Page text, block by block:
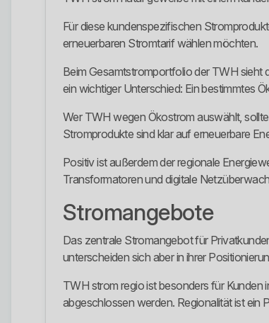
Für diese kundenspezifischen
erneuerbaren Stromtarif wählen möchten.
Beim Gesamtstromportfolio der TWH sieht
ein wichtiger Unterschied: Ein bestimmtes
Wer TWH wegen Ökostrom auswählt,
Stromprodukte sind klar auf erneuerbare
Positiv ist außerdem der regionale
Transformatoren und digitale
Stromangebote
Das zentrale Stromangebot für
unterscheiden sich aber in ihrer
TWH strom regio ist besonders für Kunden
abgeschlossen werden. Regionalität ist ein